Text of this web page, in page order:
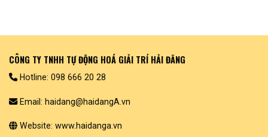
CÔNG TY TNHH TỰ ĐỘNG HOÁ GIẢI TRÍ HẢI ĐĂNG
Hotline: 098 666 20 28
Email: haidang@haidangA.vn
Website: www.haidanga.vn